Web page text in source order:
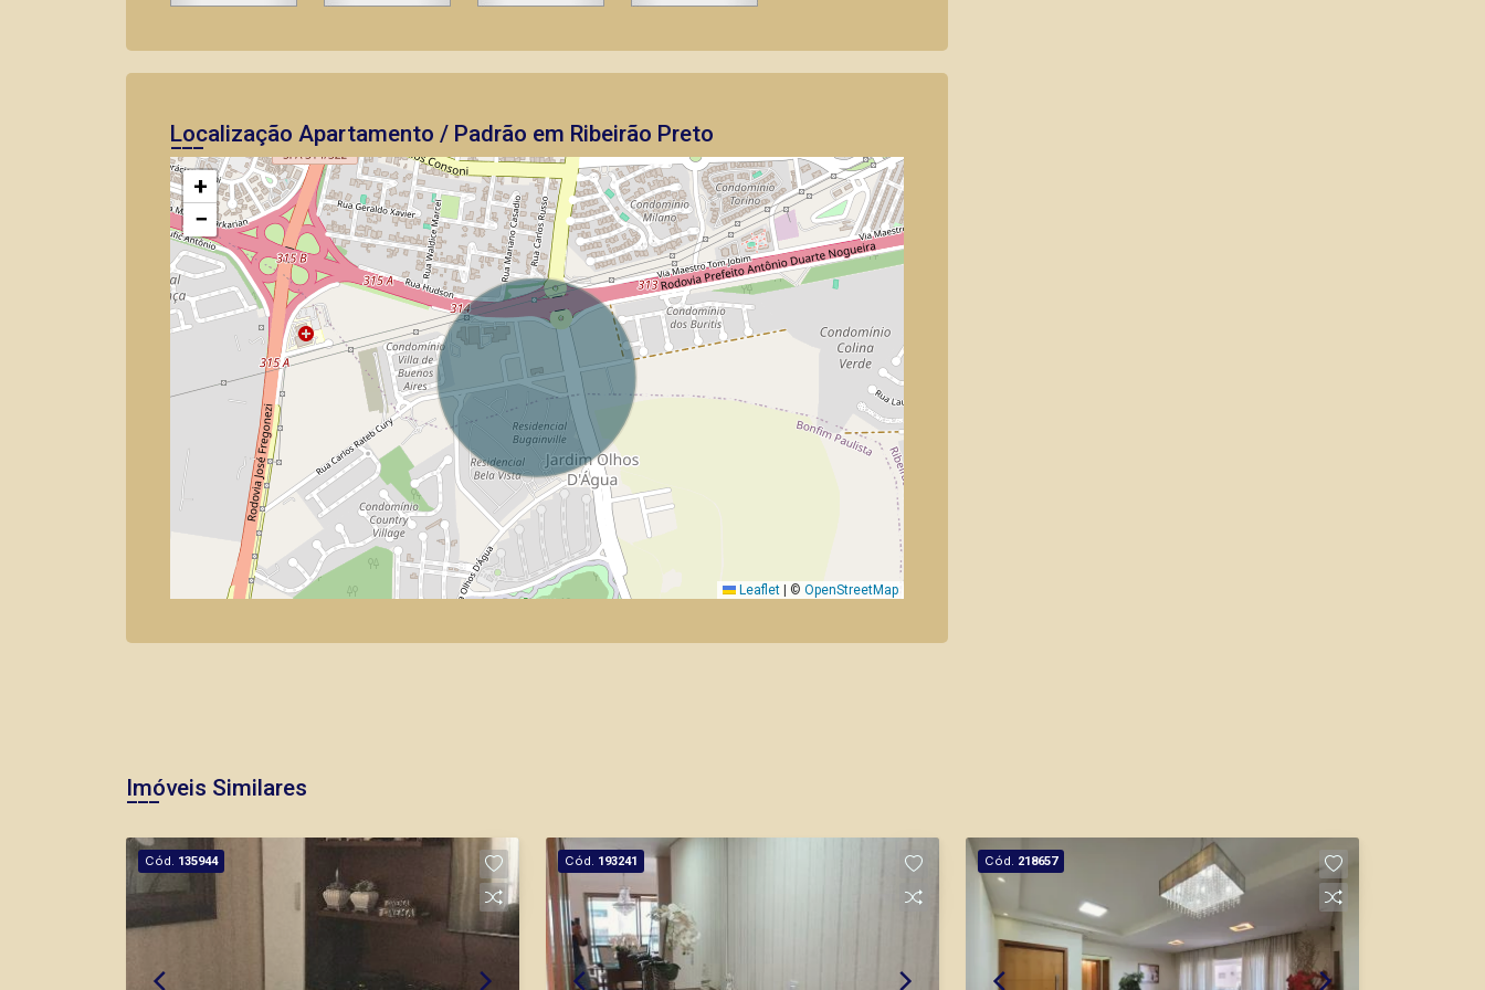
Localização Apartamento / Padrão em Ribeirão Preto
+
−
Leaflet © OpenStreetMap
Imóveis Similares
Cód. 135944 Cód. 193241 Cód. 218657